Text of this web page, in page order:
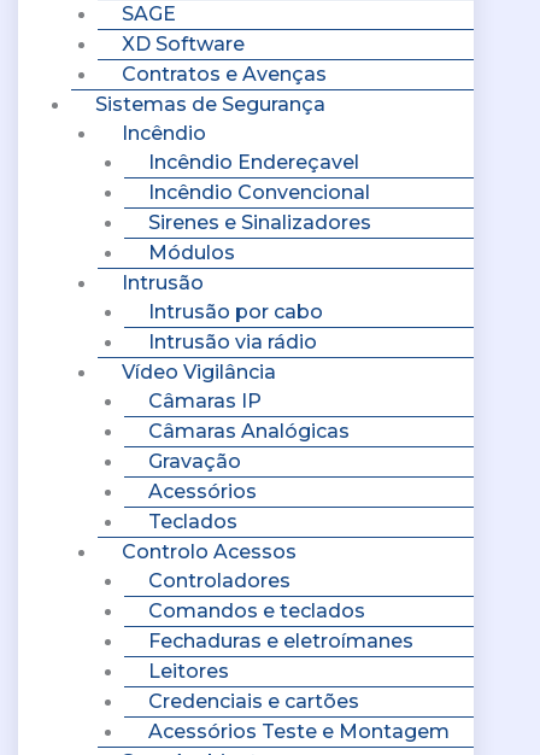
SAGE
XD Software
Contratos e Avenças
Sistemas de Segurança
Incêndio
Incêndio Endereçavel
Incêndio Convencional
Sirenes e Sinalizadores
Módulos
Intrusão
Intrusão por cabo
Intrusão via rádio
Vídeo Vigilância
Câmaras IP
Câmaras Analógicas
Gravação
Acessórios
Teclados
Controlo Acessos
Controladores
Comandos e teclados
Fechaduras e eletroímanes
Leitores
Credenciais e cartões
Acessórios Teste e Montagem